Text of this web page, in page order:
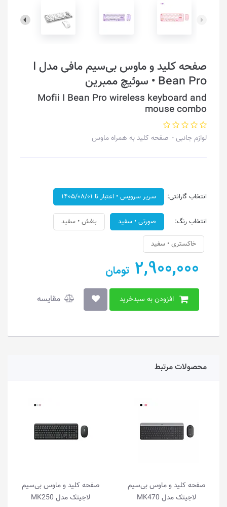
صفحه کلید و ماوس بی‌سیم مافی مدل I
Bean Pro • سوئیچ ممبرین
Mofii I Bean Pro wireless keyboard and
mouse combo
لوازم جانبی صفحه کلید به همراه ماوس
انتخاب گارانتی: سریر سرویس • اعتبار تا ۱۴۰۵/۰۸/۰۱
انتخاب رنگ: صورتی • سفید بنفش • سفید
خاکستری • سفید
2,900,000 تومان
افزودن به سبدخرید مقایسه
محصولات مرتبط
صفحه کلید و ماوس بی‌سیم
لاجیتک مدل MK470
صفحه کلید و ماوس بی‌سیم
لاجیتک مدل MK250